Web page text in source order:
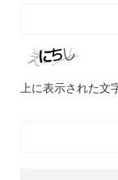
上に表示された文